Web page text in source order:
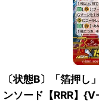
〔状態B〕「箔押し
ンソード【RRR】